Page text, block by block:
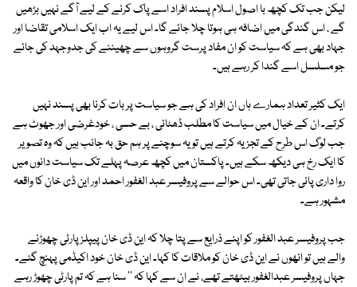
لیکن جب تک کچھ با اصول اسلام پسند افراد اسے پاک کرنے کے لیے آگے نہیں بڑھیں
گے ، اس گندگی میں اضافہ ہی ہوتا چلا جائے گا۔ اس لیے یہ اب ایک اسلامی تقاضا اور
جہاد بھی ہے کہ سیاست کو ان مفاد پرست گروہوں سے چھیننے کی جدوجہد کی جائے
جو مسلسل اسے گندا کر رہے ہیں۔
ایک کثیر تعداد ہمارے ہاں ان افراد کی ہے جو سیاست پر بات کرنا بھی پسند نہیں
کرتے۔ ان کے خیال میں سیاست کا مطلب ڈھٹائی ، بے حسی ، خودغرضی اور جھوٹ ہے
جب لوگ اس طرح کے تجزیہ کرتے ہیں تو یہ سوچنے پر ہم حق بہ جانب ہیں کہ وہ تصویر
کا ایک رخ ہی دیکھ سکے ہیں۔ پاکستان میں کچھ عرصہ پہلے تک سیاست دانوں میں
روا داری پائی جاتی تھی۔ اس حوالے سے پروفیسر عبد الغفور احمد اور این ڈی خان کا واقعہ
مشہور ہے۔
جب پروفیسر عبد الغفور کو اپنے ذرایع سے پتا چلا کہ این ڈی خان پیپلز پارٹی چھوڑنے
والے ہیں تو انھوں نے این ڈی خان کو ملاقات کا کہا۔ این ڈی خان خود اکیڈمی پہنچ گئے۔
جہاں پروفیسر عبدالغفور بیٹھتے تھے، نے ان سے کہا کہ '' سنا ہے کہ تم پارٹی چھوڑ رہے